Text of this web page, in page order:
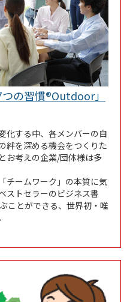
の習慣®Outdoor」
化する中、各メンバーの自
絆を深める機会をつくりた
お考えの企業/団体様は多
チームワーク」の本質に気
ストセラーのビジネス書
ことができる、世界初・唯